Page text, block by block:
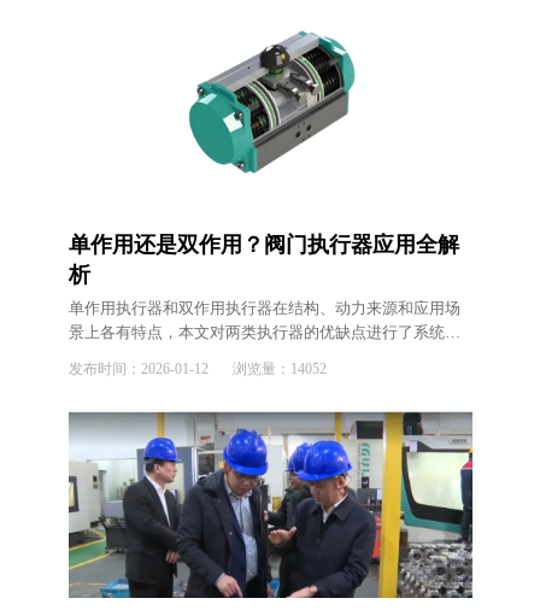
单作用还是双作用？阀门执行器应用全解
析
单作用执行器和双作用执行器在结构、动力来源和应用场
景上各有特点，本文对两类执行器的优缺点进行了系统对
发布时间： 2026-01-12 浏览量： 14052